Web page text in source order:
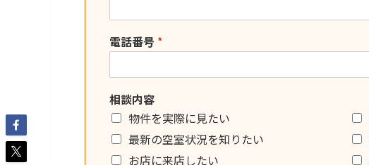
電話番号 *
相談内容
物件を実際に見たい
最新の空室状況を知りたい
お店に来店したい